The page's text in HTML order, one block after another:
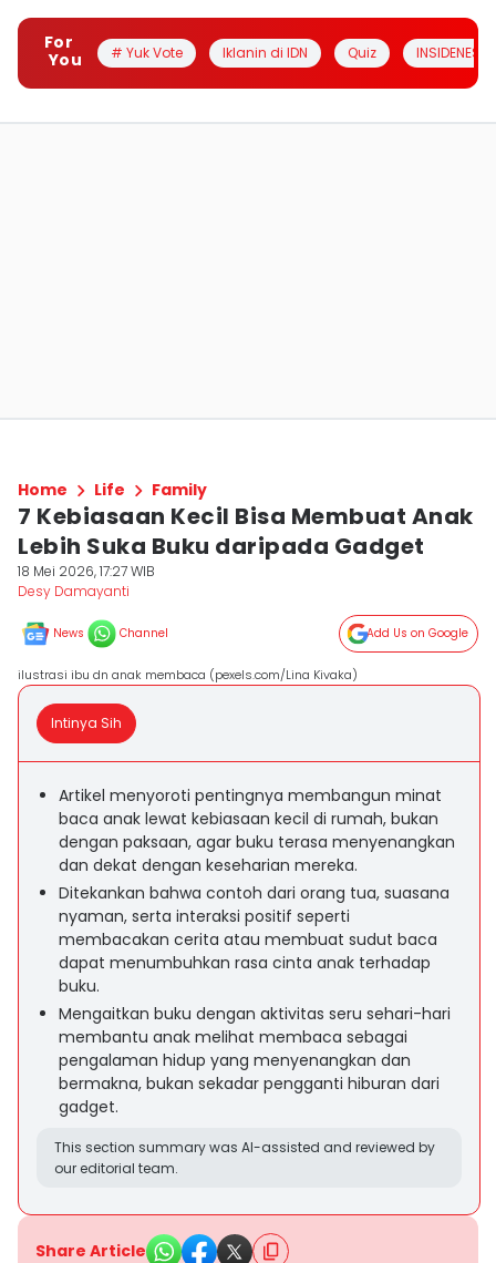
For
You
# Yuk Vote Iklanin di IDN Quiz INSIDENESIA
Home Life Family
7 Kebiasaan Kecil Bisa Membuat Anak
Lebih Suka Buku daripada Gadget
18 Mei 2026, 17:27 WIB
Desy Damayanti
News Channel Add Us on Google
ilustrasi ibu dn anak membaca (pexels.com/Lina Kivaka)
Intinya Sih
Artikel menyoroti pentingnya membangun minat
baca anak lewat kebiasaan kecil di rumah, bukan
dengan paksaan, agar buku terasa menyenangkan
dan dekat dengan keseharian mereka.
Ditekankan bahwa contoh dari orang tua, suasana
nyaman, serta interaksi positif seperti
membacakan cerita atau membuat sudut baca
dapat menumbuhkan rasa cinta anak terhadap
buku.
Mengaitkan buku dengan aktivitas seru sehari-hari
membantu anak melihat membaca sebagai
pengalaman hidup yang menyenangkan dan
bermakna, bukan sekadar pengganti hiburan dari
gadget.
This section summary was AI-assisted and reviewed by
our editorial team.
Share Article